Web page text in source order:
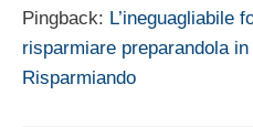
Pingback: L’ineguagliabile
risparmiare preparandola
Risparmiando